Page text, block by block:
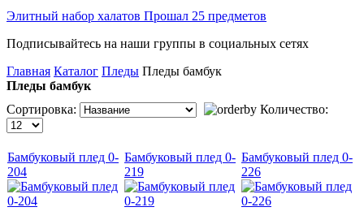
Элитный набор халатов Прошал 25 предметов
Подписывайтесь на наши группы в социальных сетях
Главная Каталог Пледы Пледы бамбук
Пледы бамбук
Сортировка:
Количество:
Бамбуковый плед 0-
204
Бамбуковый плед 0-
219
Бамбуковый плед 0-
226